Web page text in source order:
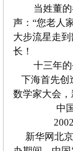
当姓董
声：“您老人
大步流星走
长！
十三年
下海首先创
数学家大会，
中
2002-
新华网北